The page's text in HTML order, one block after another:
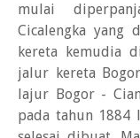
mulai
Cicalengka yang
kereta kemudia
jalur kereta
lajur Bogor -
pada tahun 1884